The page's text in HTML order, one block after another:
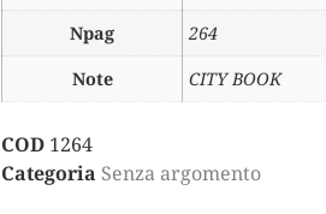
Npag
264
Note
CITY BOOK
COD 1264
Categoria Senza argomento